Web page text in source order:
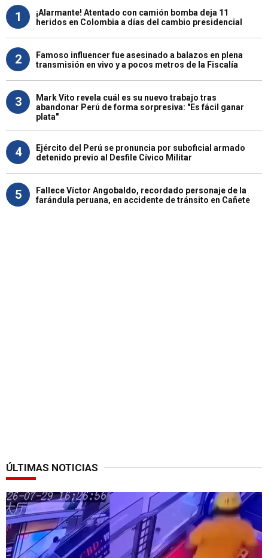
1
¡Alarmante! Atentado con camión bomba deja 11
heridos en Colombia a días del cambio presidencial
2
Famoso influencer fue asesinado a balazos en plena
transmisión en vivo y a pocos metros de la Fiscalía
3
Mark Vito revela cuál es su nuevo trabajo tras
abandonar Perú de forma sorpresiva: "Es fácil ganar
plata"
4
Ejército del Perú se pronuncia por suboficial armado
detenido previo al Desfile Cívico Militar
5
Fallece Víctor Angobaldo, recordado personaje de la
farándula peruana, en accidente de tránsito en Cañete
ÚLTIMAS NOTICIAS